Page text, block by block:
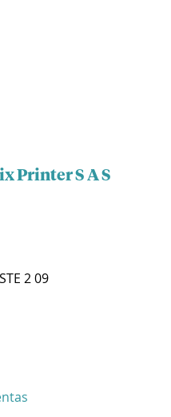
Printer S A S
2 09